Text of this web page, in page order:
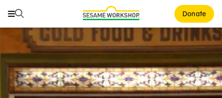
Buscar Donate
Buscar
Family Resources
ABCs and 123s
Healthy Minds and Bodies